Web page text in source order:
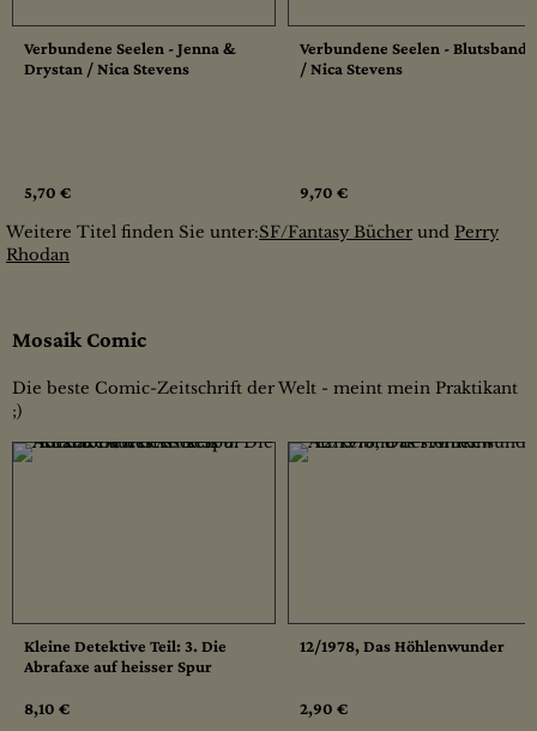
Verbundene Seelen - Jenna &
Drystan / Nica Stevens
5,70 €
Verbundene Seelen - Blutsbande
/ Nica Stevens
9,70 €
Weitere Titel finden Sie unter:SF/Fantasy Bücher und Perry
Rhodan
Mosaik Comic
Die beste Comic-Zeitschrift der Welt - meint mein Praktikant
;)
Kleine Detektive Teil: 3. Die
Abrafaxe auf heisser Spur
8,10 €
12/1978, Das Höhlenwunder
2,90 €